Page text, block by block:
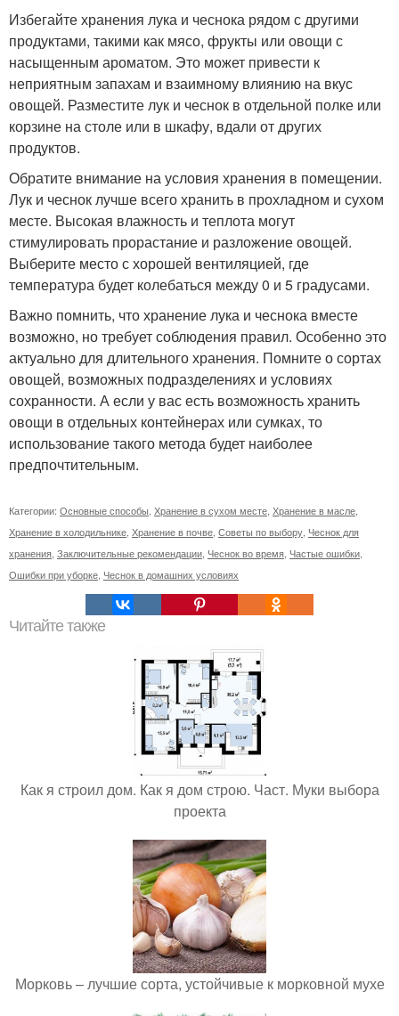
Избегайте хранения лука и чеснока рядом с другими
продуктами, такими как мясо, фрукты или овощи с
насыщенным ароматом. Это может привести к
неприятным запахам и взаимному влиянию на вкус
овощей. Разместите лук и чеснок в отдельной полке или
корзине на столе или в шкафу, вдали от других
продуктов.
Обратите внимание на условия хранения в помещении.
Лук и чеснок лучше всего хранить в прохладном и сухом
месте. Высокая влажность и теплота могут
стимулировать прорастание и разложение овощей.
Выберите место с хорошей вентиляцией, где
температура будет колебаться между 0 и 5 градусами.
Важно помнить, что хранение лука и чеснока вместе
возможно, но требует соблюдения правил. Особенно это
актуально для длительного хранения. Помните о сортах
овощей, возможных подразделениях и условиях
сохранности. А если у вас есть возможность хранить
овощи в отдельных контейнерах или сумках, то
использование такого метода будет наиболее
предпочтительным.
Категории: Основные способы Хранение в сухом месте Хранение в масле
Хранение в холодильнике Хранение в почве Советы по выбору Чеснок для
хранения Заключительные рекомендации Чеснок во время Частые ошибки
Ошибки при уборке Чеснок в домашних условиях
Читайте также
Как я строил дом. Как я дом строю. Част. Муки выбора
проекта
Морковь – лучшие сорта, устойчивые к морковной мухе